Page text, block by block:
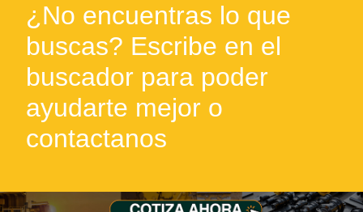
¿No encuentras lo que
buscas? Escribe en el
buscador para poder
ayudarte mejor o
contactanos